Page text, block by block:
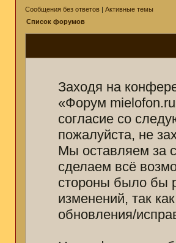
Сообщения без ответов | Активные темы
Список форумов
Заходя на
«Форум
согласие со
пожалуйста, не
Мы оставляем за
сделаем всё
стороны было бы
изменений, так
обновления/